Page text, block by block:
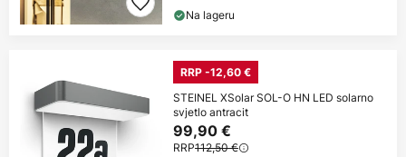
Na lageru
RRP -12,60 €
STEINEL XSolar SOL-O HN LED solarno
svjetlo antracit
99,90 €
RRP112,50 €